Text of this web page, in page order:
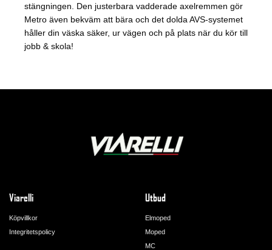
stängningen. Den justerbara vadderade axelremmen gör
Metro även bekväm att bära och det dolda AVS-systemet
håller din väska säker, ur vägen och på plats när du kör till
jobb & skola!
Viarelli
Köpvillkor
Integritetspolicy
Utbud
Elmoped
Moped
MC